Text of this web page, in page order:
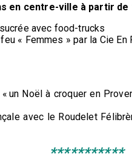
en centre-ville à partir de
avec food-trucks
« Femmes » par la Cie
un Noël à croquer en
avec le Roudelet
***********